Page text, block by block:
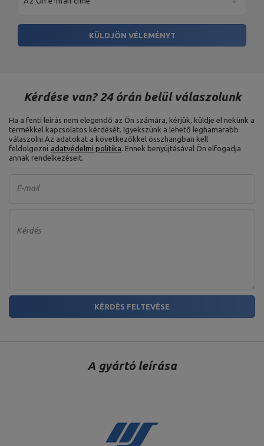
KÜLDJÖN VÉLEMÉNYT
Kérdése van? 24 órán belül válaszolunk
Ha a fenti leírás nem elegendő az Ön számára, kérjük, küldje el nekünk a
termékkel kapcsolatos kérdését. Igyekszünk a lehető leghamarabb
válaszolni.Az adatokat a következőkkel összhangban kell
feldolgozni adatvédelmi politika. Ennek benyújtásával Ön elfogadja
annak rendelkezéseit.
E-mail
Kérdés
KÉRDÉS FELTEVÉSE
A gyártó leírása